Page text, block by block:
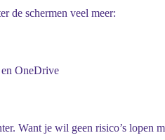
de schermen veel meer:
OneDrive
Want je wil geen risico’s